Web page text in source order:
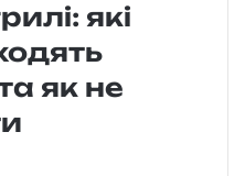
які
як не